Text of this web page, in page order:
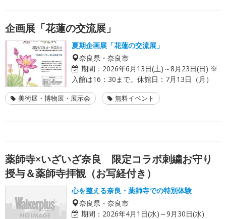
企画展「花蓮の交流展」
夏期企画展「花蓮の交流展」
奈良県・奈良市
期間： 2026年6月13日(土)～8月23日(日) ※
入館は16：30まで。休館日：7月13日（月）
美術展・博物展・展示会 無料イベント
薬師寺×いざいざ奈良 限定コラボ刺繍お守り
授与＆薬師寺拝観（お写経付き）
心を整える奈良・薬師寺での特別体験
奈良県・奈良市
期間： 2026年4月1日(水)～9月30日(水)